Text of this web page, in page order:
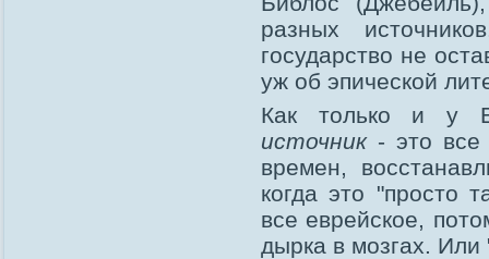
разных
государство не
уж об эпической
Как только и у
источник- это все
времен,
когда это "просто
все еврейское,
дырка в мозгах.